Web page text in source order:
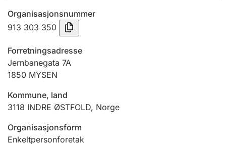
Tinglysing
Jeger
Betaling og jegeravgiftskort
Ektepaktveileder
Offentlig sektor
Organisasjonsnummer
913 303 350
Forretningsadresse
Jernbanegata 7A
1850 MYSEN
Kommune, land
3118 INDRE ØSTFOLD, Norge
Organisasjonsform
Enkeltpersonforetak